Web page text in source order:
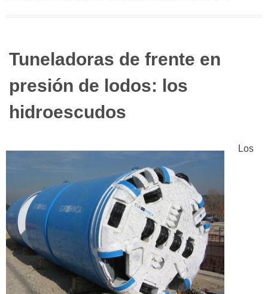
Tuneladoras de frente en
presión de lodos: los
hidroescudos
Los